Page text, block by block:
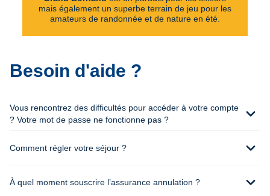
mais également un superbe terrain de jeu pour les
amateurs de randonnée et de nature en été.
Besoin d'aide ?
Vous rencontrez des difficultés pour accéder à votre compte
? Votre mot de passe ne fonctionne pas ?
expand_more
Comment régler votre séjour ? expand_more
À quel moment souscrire l’assurance annulation ? expand_more